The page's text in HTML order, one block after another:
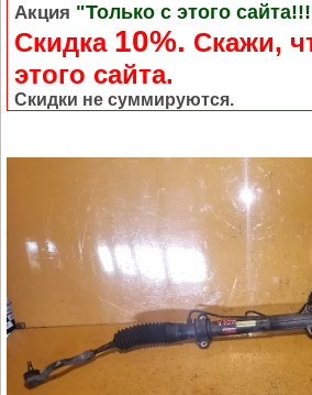
Акция "Только с этого
Скидка 10%. Cкажи,
этого сайта.
Скидки не суммируются.